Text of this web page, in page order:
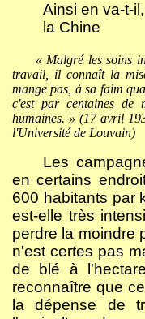
Ainsi en va-t-
la Chine
« Malgré les soins
travail, il connaît la
mange pas, à sa faim
c'est par centaines de
humaines. » (17 avril
l'Université de Louvain)
Les
en certains
600 habitants par
est-elle très
perdre la moindre
n'est certes pas
de blé à
reconnaître que
la dépense de